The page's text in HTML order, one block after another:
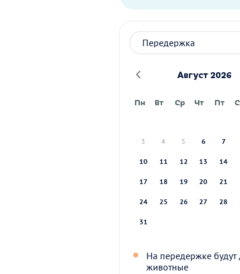
Август 2026
Пн Вт Ср Чт Пт
3 4 5 6 7
10 11 12 13 14
17 18 19 20 21
24 25 26 27 28
31
На передержке будут
животные